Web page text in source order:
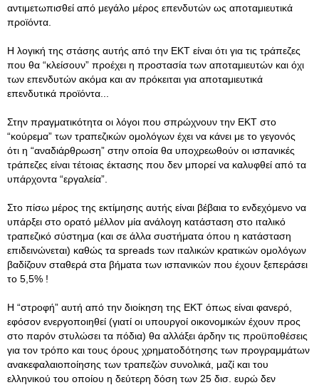
αντιμετωπισθεί από μεγάλο μέρος επενδυτών ως αποταμιευτικά
προϊόντα.
Η λογική της στάσης αυτής από την ΕΚΤ είναι ότι για τις τράπεζες
που θα “κλείσουν” προέχει η προστασία των αποταμιευτών και όχι
των επενδυτών ακόμα και αν πρόκειται για αποταμιευτικά
επενδυτικά προϊόντα...
Στην πραγματικότητα οι λόγοι που σπρώχνουν την ΕΚΤ στο
“κούρεμα” των τραπεζικών ομολόγων έχει να κάνει με το γεγονός
ότι η “αναδιάρθρωση” στην οποία θα υποχρεωθούν οι ισπανικές
τράπεζες είναι τέτοιας έκτασης που δεν μπορεί να καλυφθεί από τα
υπάρχοντα “εργαλεία”.
Στο πίσω μέρος της εκτίμησης αυτής είναι βέβαια το ενδεχόμενο να
υπάρξει στο ορατό μέλλον μία ανάλογη κατάσταση στο ιταλικό
τραπεζικό σύστημα (και σε άλλα συστήματα όπου η κατάσταση
επιδεινώνεται) καθώς τα spreads των ιταλικών κρατικών ομολόγων
βαδίζουν σταθερά στα βήματα των ισπανικών που έχουν ξεπεράσει
το 5,5% !
Η “στροφή” αυτή από την διοίκηση της ΕΚΤ όπως είναι φανερό,
εφόσον ενεργοποιηθεί (γιατί οι υπουργοί οικονομικών έχουν προς
στο παρόν στυλώσει τα πόδια) θα αλλάξει άρδην τις προϋποθέσεις
για τον τρόπο και τους όρους χρηματοδότησης των προγραμμάτων
ανακεφαλαιοποίησης των τραπεζών συνολικά, μαζί και του
ελληνικού του οποίου η δεύτερη δόση των 25 δισ. ευρώ δεν